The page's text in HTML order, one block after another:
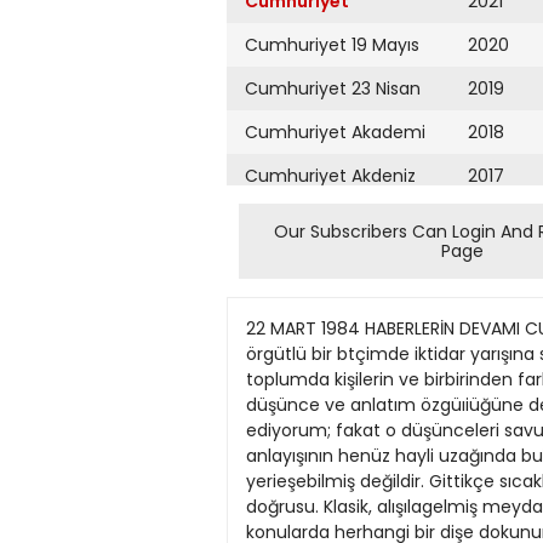
Cumhuriyet 19 Mayıs
Cumhuriyet 23 Nisan
Cumhuriyet Akademi
Cumhuriyet Akdeniz
Cumhuriyet Alışveriş
Cumhuriyet Ankara
Cumhuriyet Büyük
Taaruz
Cumhuriyet
Cumartesi
Cumhuriyet Çevre
2020
2019
2018
2017
2016
2015
2013
2012
2011
2010
2009
Our Subscribers Can Login And
Page
22 MART 1984 HABERLERİN DEVAMI CUMHURİYET/7 Demokrasi Kimin Umurunda? (Bastarafı 1. Sayfada) anlatım özgüıiüğüne sahip oiması, örgütlü bir btçimde iktidar yarışına soyunmalan, demokrasilerin "olmazsa olmaz" koşuludur Bundan da önemlisi, demokratik bir toplumda kişilerin ve birbirinden farklı kesimlerin hak ve özgürtüklerinin içiçe geçmiş olmasıdır. Kendisi gibi düşünmeyen msanların, düşünce ve anlatım özgüıiüğüne de gerektiğinde sahip çıkmak demokrasinin ta kendisidir. Tipkı Vbltaire'in, "Düşüncelerinizden nefret ediyorum; fakat o düşünceleri savunmanız hakkını size kazandırmak uğruna ölmeye hazırım" dediği gibi... Böyte bir demokrasi anlayışının henüz hayli uzağında bulunduğumuz açıktır. Özlediğimiz böyle bir demokrasi kültürü ne kafalarda ne de toplumda henüz yerieşebilmiş değildir. Gittikçe sıcaklaşan seçim kampanyalanna bu açıdan baktığımız zaman gelecek için pek iyimser olamıyoruz doğrusu. Klasik, alışılagelmiş meydan nutuklan ve karşılıkh laf oturtma çabalan dışında, demokrasi, demokratik hak ve özgürlükler gibi konularda herhangi bir dişe dokunur laf çıkm/yor ağızlardan. Bunun tek istisnası olarak. bir bakıma SODEP lideri Erdal Inönü oösterilebilir. Son derece ihtıyatlı ve ölçülü bir dille de olsa, demokrasinin gereği olan temalara konuşmalannda yer verdiği dikkati çekiyor. Örneğin arkadaşımız Erbıl Tusalp'ın demokrasiye geçiş süreci konusundaki bir sorusuna şu yanıtı vermiş Sayın İnönü: 'Demokrasiye geçiş süreci b/tmişu'r, demek isterdim, ama bitmiş değildir. Daha gerçekçi olarak bu sürenin hepimizin ortak çabasına bağlı bir süre olduğunu söylemek isterim. Bu sürecin sonuna aşama aşama vanlacak. Bizim yapmak istectigimız gibi demokratik kurulusların bir an önce tamamlanması için çalışmak gereklidir. Bunun için pariamentoda bazı kanunların değişmesi zorunludur. Bu iş belli bir zaman alacak. Stkıyönetim uygulamasının kalkması gerekir. Bu da belli bir zaman alacak..." Çalışma yaşamını düzenleyen yasalarla ilgili olarak da Erdal inönü şöyle diyor: 'Kabul edilen sendikalar yasası ile toplu iş sözleşmesi, grev ve lokavt yasası olağanüstü dönemin etkisi altında oluşmuştur. özgur demokrasi ile çeiişen yanlan vardv. Kısıtiamalar ve yasaklar otdukça çoktur. Bu yasalaha sendikalar özgür değildir. Sertıest toplu pazarlık ve grev hakları sınıhanmıştır. Smırlamalar kimi durumlarda yasaklara dönüşmüştür. Kimi olaylara doğru teşhis konulmayışından öturu, tepki, özgur sendikacılıkla bağdaşmayacak sınıriamalara kadar gıtmiştir. Bu yasalar, kuşkusuz ele alınmalıdır."